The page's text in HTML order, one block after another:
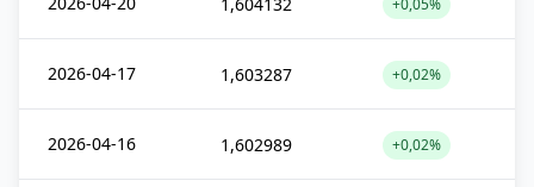
+0,05%
2026-04-17 1,603287 +0,02%
2026-04-16 1,602989 +0,02%